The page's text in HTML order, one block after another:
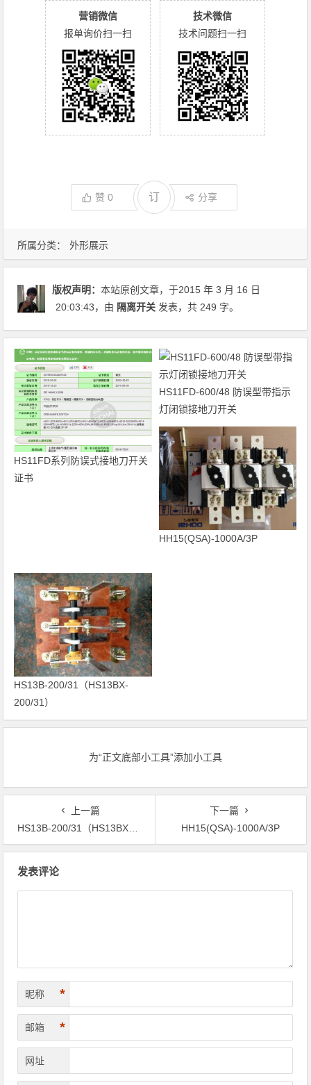
所属分类： 外形展示
营销微信
报单询价扫一扫
技术微信
技术问题扫一扫
赞0 订 分享
版权声明：本站原创文章，于2015 年 3 月 16 日
20:03:43，由 隔离开关 发表，共 249 字。
HS11FD系列防误式接地刀开关
证书
HS11FD-600/48 防误型带指示
灯闭锁接地刀开关
HH15(QSA)-1000A/3P
HS13B-200/31（HS13BX-
200/31）
为“正文底部小工具”添加小工具
上一篇
HS13B-200/31（HS13BX-200/31）
下一篇
HH15(QSA)-1000A/3P
发表评论
昵称 *
邮箱 *
网址